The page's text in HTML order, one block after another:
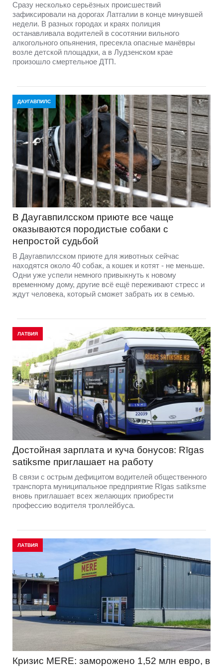
Сразу несколько серьёзных происшествий
зафиксировали на дорогах Латгалии в конце минувшей
недели. В разных городах и краях полиция
останавливала водителей в сосотянии вильного
алкогольного опьянения, пресекла опасные манёвры
возле детской площадки, а в Лудзенском крае
произошло смертельное ДТП.
ДАУГАВПИЛС
В Даугавпилсском приюте всe чаще
оказываются породистые собаки с
непростой судьбой
В Даугавпилсском приюте для животных сейчас
находятся около 40 собак, а кошек и котят - не меньше.
Одни уже успели немного привыкнуть к новому
временному дому, другие всё ещё переживают стресс и
ждут человека, который сможет забрать их в семью.
ЛАТВИЯ
Достойная зарплата и куча бонусов: Rīgas
satiksme приглашает на работу
В связи с острым дефицитом водителей общественного
транспорта муниципальное предприятие Rīgas satiksme
вновь приглашает всех желающих приобрести
профессию водителя троллейбуса.
ЛАТВИЯ
Кризис MERE: заморожено 1,52 млн евро, в